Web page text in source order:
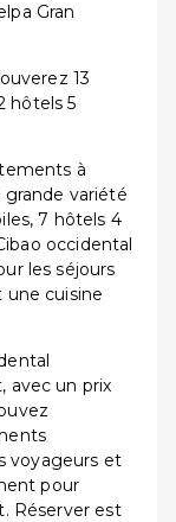
Gran
13
hôtels 5
à
variété
7 hôtels 4
occidental
les séjours
cuisine
avec un prix
voyageurs et
pour
Réserver est